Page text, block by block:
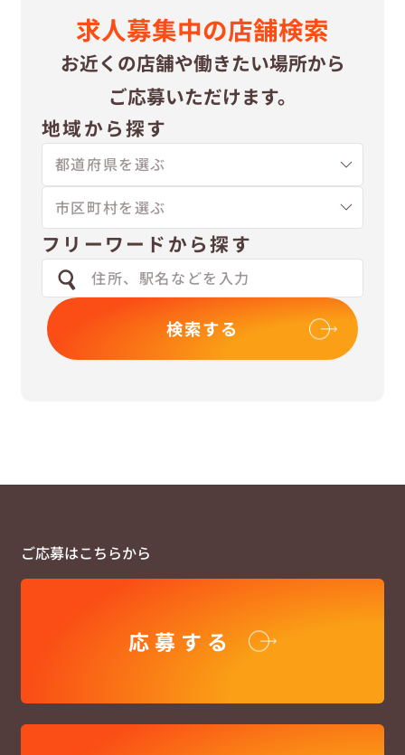
求⼈募集中の店舗検索
お近くの店舗や働きたい場所から
ご応募いただけます。
地域から探す
フリーワードから探す
検索する
ご応募はこちらから
応募する